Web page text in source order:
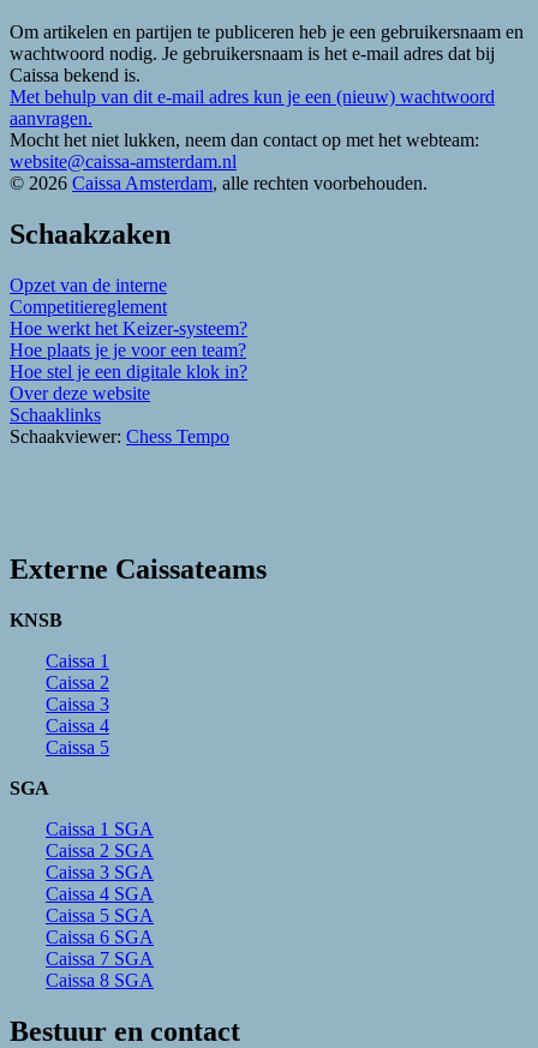
Om artikelen en partijen te publiceren heb je een gebruikersnaam en
wachtwoord nodig. Je gebruikersnaam is het e-mail adres dat bij
Caissa bekend is.
Met behulp van dit e-mail adres kun je een (nieuw) wachtwoord
aanvragen.
Mocht het niet lukken, neem dan contact op met het webteam:
website@caissa-amsterdam.nl
© 2026 Caissa Amsterdam, alle rechten voorbehouden.
Schaakzaken
Opzet van de interne
Competitiereglement
Hoe werkt het Keizer-systeem?
Hoe plaats je je voor een team?
Hoe stel je een digitale klok in?
Over deze website
Schaaklinks
Schaakviewer: Chess Tempo
Externe Caissateams
KNSB
Caissa 1
Caissa 2
Caissa 3
Caissa 4
Caissa 5
SGA
Caissa 1 SGA
Caissa 2 SGA
Caissa 3 SGA
Caissa 4 SGA
Caissa 5 SGA
Caissa 6 SGA
Caissa 7 SGA
Caissa 8 SGA
Bestuur en contact